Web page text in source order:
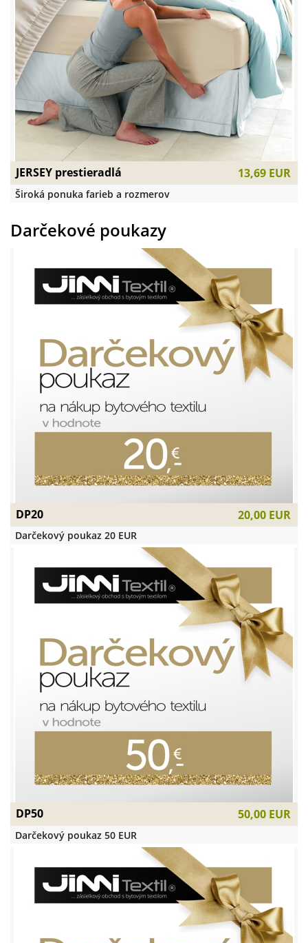
JERSEY prestieradlá 13,69 EUR
Široká ponuka farieb a rozmerov
DP20 20,00 EUR
Darčekový poukaz 20 EUR
DP50 50,00 EUR
Darčekový poukaz 50 EUR
Darčekové poukazy